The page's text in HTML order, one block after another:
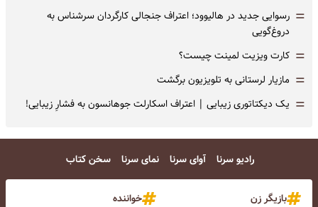
= رسوایی جدید در هالیوود؛ اعتراف جنجالی کارگردان سرشناس به
دروغ‌گویی
= کارت ویزیت لمینت چیست؟
= مازیار لرستانی به تلویزیون برگشت
= یک دیکتاتوری زیبایی | اعتراف اسکارلت جوهانسون به فشارِ زیبایی!
رادیو سرنا آوای سرنا نمای سرنا سخن کتاب
بازیگر زن
خواننده